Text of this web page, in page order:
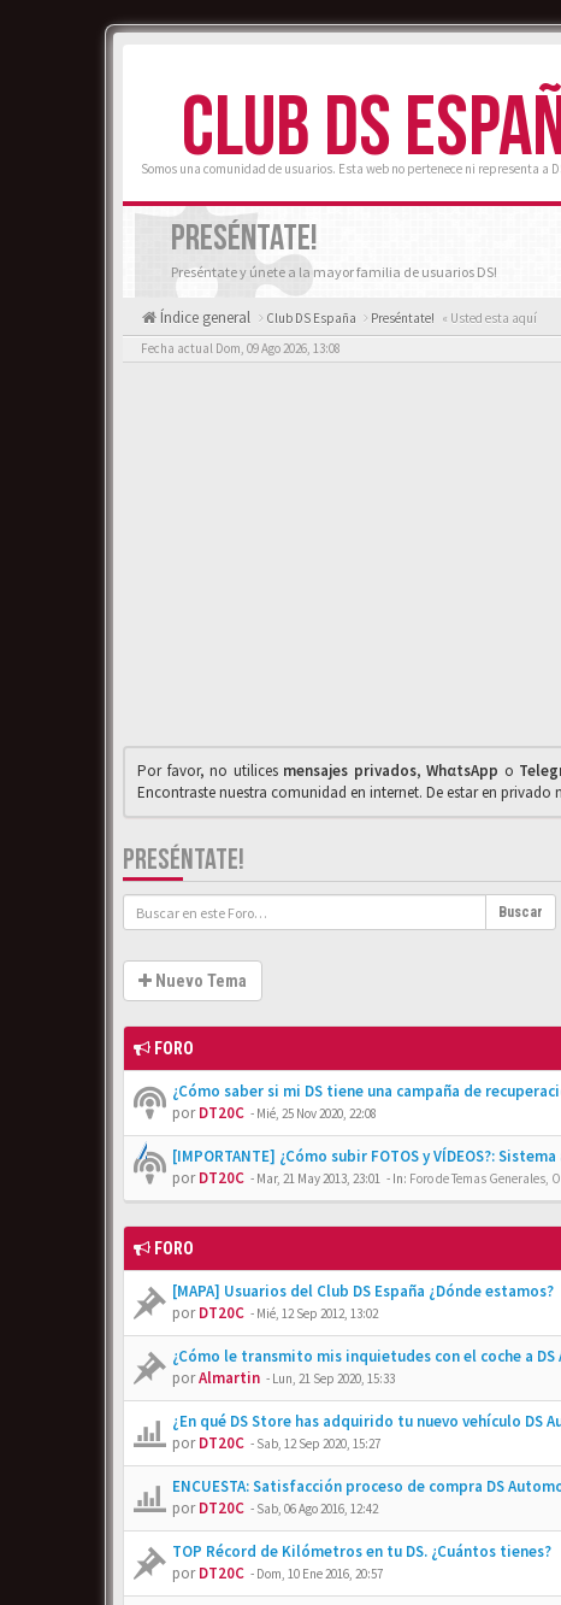
CLUB DS
Somos una comunidad de usuarios. Esta web no pertenece ni representa a
PRESÉNTATE!
Preséntate y únete a la mayor familia de usuarios DS!
Índice general Club DS España Preséntate! « Usted esta aquí
Fecha actual Dom, 09 Ago 2026, 13:08
Por favor, no utilices mensajes privados,WhαtsApp o
Encontraste nuestra comunidad en internet. De estar en
PRESÉNTATE!
Buscar
Nuevo Tema
FORO
¿Cómo saber si mi DS tiene una campaña de
porDT20C - Mié, 25 Nov 2020, 22:08
[IMPORTANTE] ¿Cómo subir FOTOS y VÍDEOS?:
porDT20C - Mar, 21 May 2013, 23:01 - In: Foro de Temas Generales,
FORO
[MAPA] Usuarios del Club DS España ¿Dónde estamos?
porDT20C - Mié, 12 Sep 2012, 13:02
¿Cómo le transmito mis inquietudes con el coche a
porAlmartin - Lun, 21 Sep 2020, 15:33
¿En qué DS Store has adquirido tu nuevo vehículo DS
porDT20C - Sab, 12 Sep 2020, 15:27
ENCUESTA: Satisfacción proceso de compra DS
porDT20C - Sab, 06 Ago 2016, 12:42
TOP Récord de Kilómetros en tu DS. ¿Cuántos tienes?
porDT20C - Dom, 10 Ene 2016, 20:57